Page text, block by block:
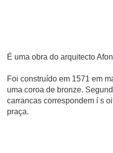
É uma obra do arquitecto
Foi construí­do em 1571 em
uma coroa de bronze.
carrancas correspondem í s
praça.